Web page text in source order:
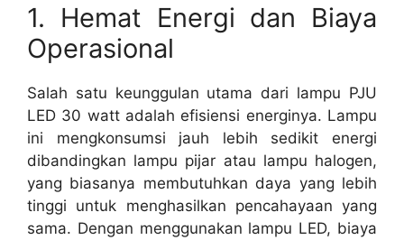
1. Hemat Energi dan Biaya
Operasional
Salah satu keunggulan utama dari lampu PJU
LED 30 watt adalah efisiensi energinya. Lampu
ini mengkonsumsi jauh lebih sedikit energi
dibandingkan lampu pijar atau lampu halogen,
yang biasanya membutuhkan daya yang lebih
tinggi untuk menghasilkan pencahayaan yang
sama. Dengan menggunakan lampu LED, biaya